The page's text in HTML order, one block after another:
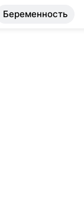
Беременность